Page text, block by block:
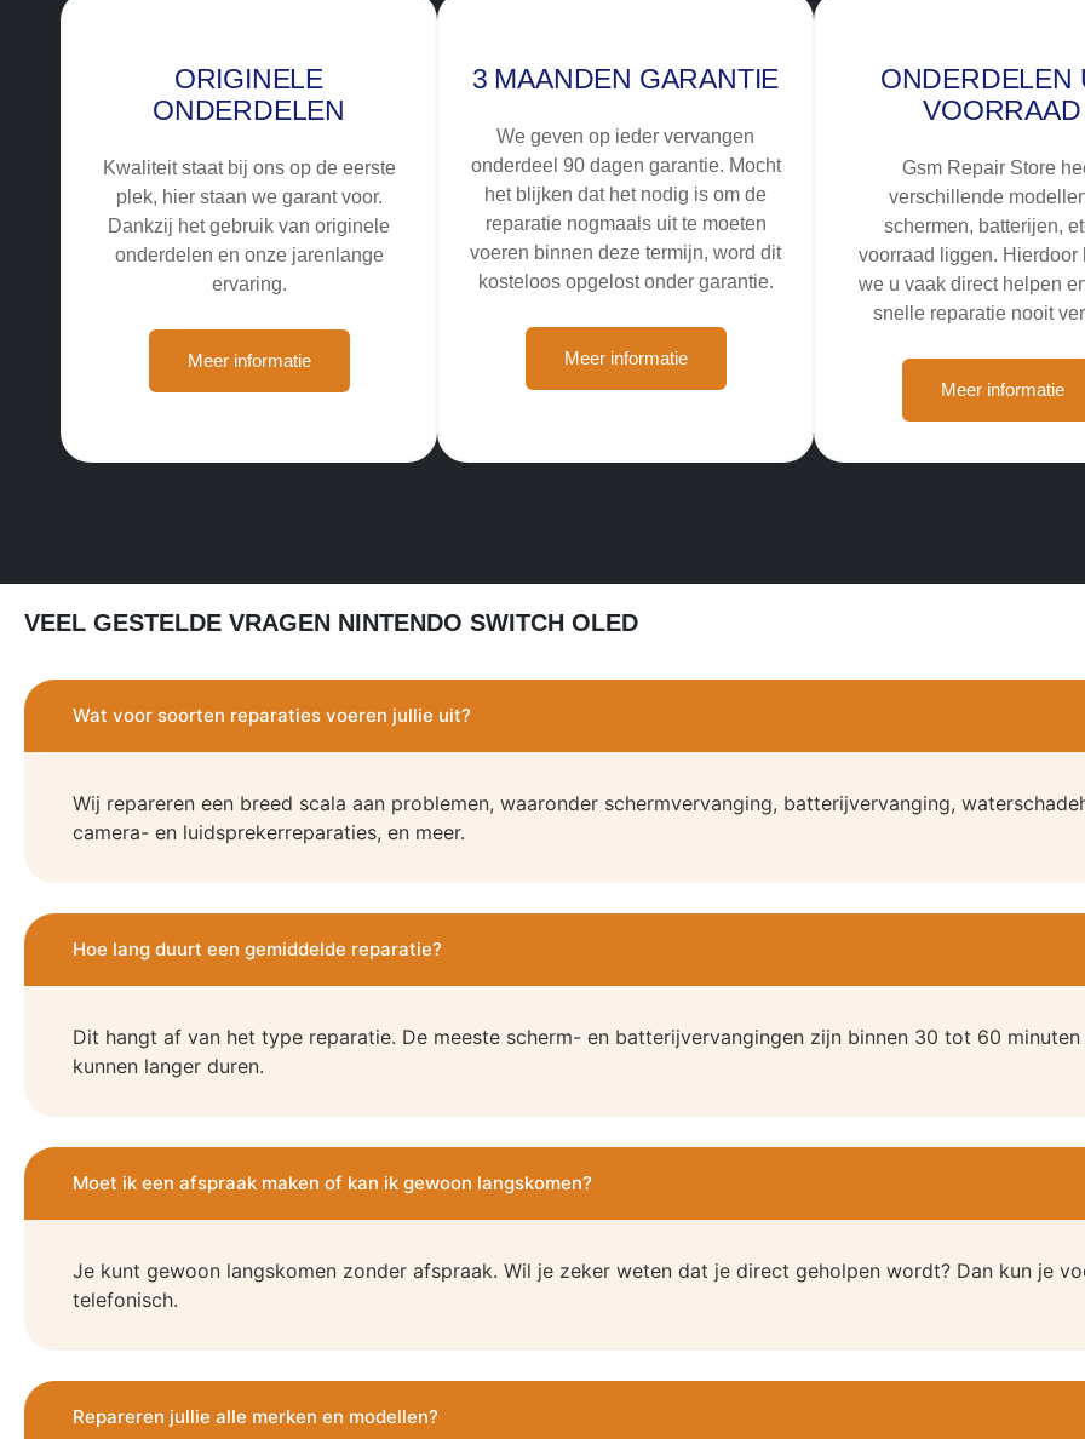
ORIGINELE
ONDERDELEN
Kwaliteit staat bij ons op de eerste
plek, hier staan we garant voor.
Dankzij het gebruik van originele
onderdelen en onze jarenlange
ervaring.
Meer informatie
3 MAANDEN GARANTIE
We geven op ieder vervangen
onderdeel 90 dagen garantie. Mocht
het blijken dat het nodig is om de
reparatie nogmaals uit te moeten
voeren binnen deze termijn, word dit
kosteloos opgelost onder garantie.
Meer informatie
ONDERDELEN
VOORRAAD
Gsm Repair Store
verschillende
schermen, batterijen,
voorraad liggen. Hierdoor
we u vaak direct helpen
snelle reparatie nooit
Meer informatie
VEEL GESTELDE VRAGEN NINTENDO SWITCH OLED
Wat voor soorten reparaties voeren jullie uit?
Wij repareren een breed scala aan problemen, waaronder schermvervanging, batterijvervanging,
camera- en luidsprekerreparaties, en meer.
Hoe lang duurt een gemiddelde reparatie?
Dit hangt af van het type reparatie. De meeste scherm- en batterijvervangingen zijn binnen 30 tot 60
kunnen langer duren.
Moet ik een afspraak maken of kan ik gewoon langskomen?
Je kunt gewoon langskomen zonder afspraak. Wil je zeker weten dat je direct geholpen wordt? Dan kun je
telefonisch.
Repareren jullie alle merken en modellen?